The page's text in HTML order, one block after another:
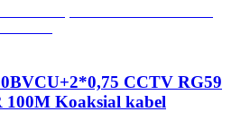
CCTV RG59
100M Koaksial kabel